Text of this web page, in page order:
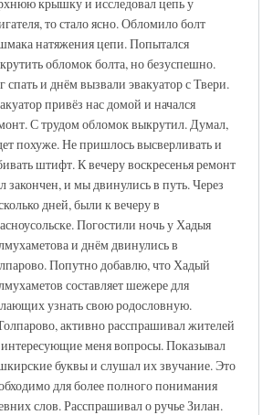
то стало ясно. Обломило болт
натяжения цепи. Попытался
обломок болта, но безуспешно.
спать и днём вызвали эвакуатор с Твери.
привёз нас домой и начался
С трудом обломок выкрутил. Думал,
похуже. Не пришлось высверливать и
штифт. К вечеру воскресенья ремонт
закончен, и мы двинулись в путь. Через
дней, были к вечеру в
Погостили ночь у Хадыя
и днём двинулись в
Попутно добавлю, что Хадый
составляет шежере для
узнать свою родословную.
активно расспрашивал жителей
меня вопросы. Показывал
буквы и слушал их звучание. Это
для более полного понимания
слов. Расспрашивал о ручье Зилан.